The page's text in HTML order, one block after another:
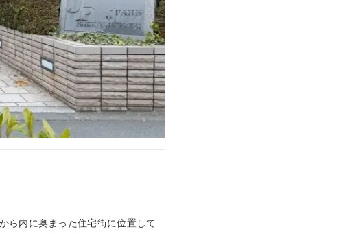
ら内に奥まった住宅街に位置して